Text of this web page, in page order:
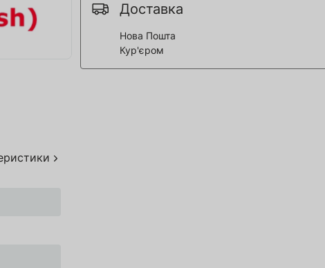
Доставка
Нова Пошта
Кур'єром